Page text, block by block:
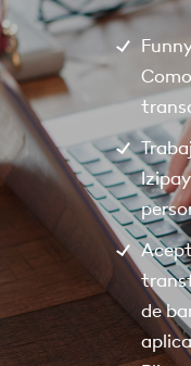
de